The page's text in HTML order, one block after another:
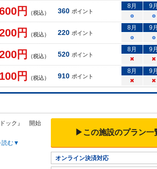
円 （税込） 360 ポイント
8月 9月
○
○
円 （税込） 220 ポイント
8月 9月
○
○
円 （税込） 520 ポイント
8月 9月
×
×
円 （税込） 910 ポイント
8月 9月
×
×
ック』
開始
読む▼
▶この施設のプラン一
オンライン決済対応